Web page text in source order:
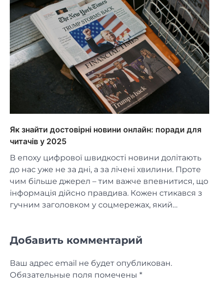
Як знайти достовірні новини онлайн: поради для
читачів у 2025
В епоху цифрової швидкості новини долітають
до нас уже не за дні, а за лічені хвилини. Проте
чим більше джерел – тим важче впевнитися, що
інформація дійсно правдива. Кожен стикався з
гучним заголовком у соцмережах, який…
Добавить комментарий
Ваш адрес email не будет опубликован.
Обязательные поля помечены *